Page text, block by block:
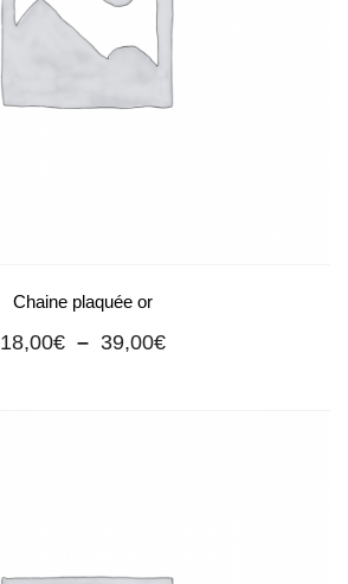
Chaine plaquée or
18,00€ – 39,00€Plage